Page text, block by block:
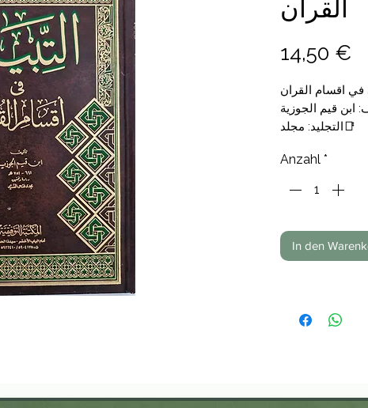
القران
14,50 €
في اقسام القران
ابن قيم الجوزية
📑التجليد: مجلد
💰السعر: 14,50€Anzahl *
In den